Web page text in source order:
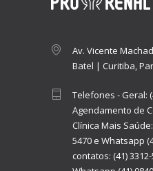
Av. Vicente
Batel | Curitiba,
Telefones - Geral:
Agendamento de
Clínica Mais Saúde:
5470 e Whatsapp
contatos: (41)